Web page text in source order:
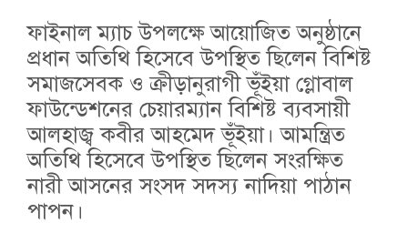
ফাইনাল ম্যাচ উপলক্ষে আয়োজিত অনুষ্ঠানে
প্রধান অতিথি হিসেবে উপস্থিত ছিলেন বিশিষ্ট
সমাজসেবক ও ক্রীড়ানুরাগী ভূঁইয়া গ্লোবাল
ফাউন্ডেশনের চেয়ারম্যান বিশিষ্ট ব্যবসায়ী
আলহাজ্ব কবীর আহমেদ ভূঁইয়া। আমন্ত্রিত
অতিথি হিসেবে উপস্থিত ছিলেন সংরক্ষিত
নারী আসনের সংসদ সদস্য নাদিয়া পাঠান
পাপন।